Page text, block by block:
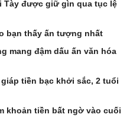
Tày được giữ gìn qua tục lệ
bạn thấy ấn tượng nhất
mang đậm dấu ấn văn hóa
tiền bạc khởi sắc, 2 tuổi
khoản tiền bất ngờ vào cuối